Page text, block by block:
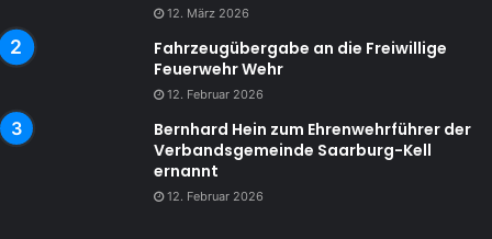
12. März 2026
Fahrzeugübergabe an die Freiwillige
Feuerwehr Wehr
12. Februar 2026
Bernhard Hein zum Ehrenwehrführer der
Verbandsgemeinde Saarburg-Kell
ernannt
12. Februar 2026